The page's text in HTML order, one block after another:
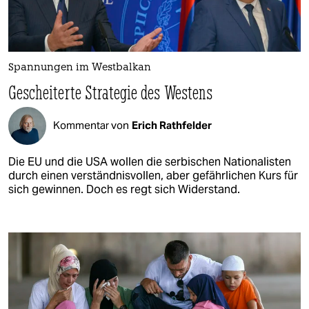
Spannungen im Westbalkan
Gescheiterte Strategie des Westens
Kommentar von Erich Rathfelder
Die EU und die USA wollen die serbischen Nationalisten
durch einen verständnisvollen, aber gefährlichen Kurs für
sich gewinnen. Doch es regt sich Widerstand.